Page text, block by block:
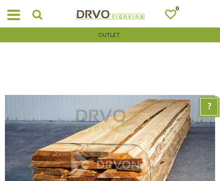
0
OUTLET